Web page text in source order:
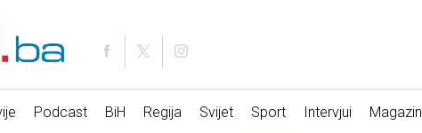
Podcast BiH Regija Svijet Sport Intervjui Magazin